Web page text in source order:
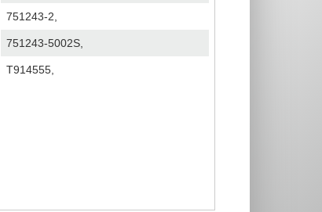
751243-2,
751243-5002S,
T914555,